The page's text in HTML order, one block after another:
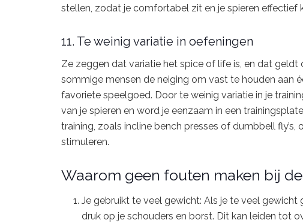
stellen, zodat je comfortabel zit en je spieren effectief
11. Te weinig variatie in oefeningen
Ze zeggen dat variatie het spice of life is, en dat
sommige mensen de neiging om vast te houden aan
favoriete speelgoed. Door te weinig variatie in je
van je spieren en word je eenzaam in een
training, zoals incline bench presses of dumbbell
stimuleren.
Waarom geen fouten maken bij
Je gebruikt te veel gewicht: Als je te veel
druk op je schouders en borst. Dit kan leiden tot